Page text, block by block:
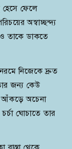
হেসে ফেলে
অস্বাচ্ছন্দ্য
তাকে ডাকতে
নিজেকে দ্রুত
জন্য কেউ
আঁকড়ে অচেনা
ঘোচাতে তার